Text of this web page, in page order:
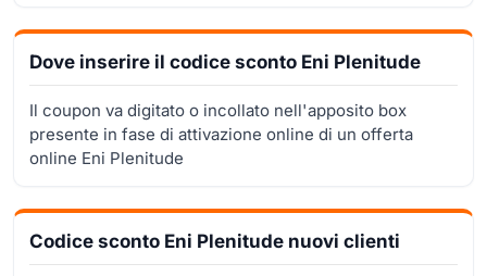
Dove inserire il codice sconto Eni Plenitude
Il coupon va digitato o incollato nell'apposito box
presente in fase di attivazione online di un offerta
online Eni Plenitude
Codice sconto Eni Plenitude nuovi clienti